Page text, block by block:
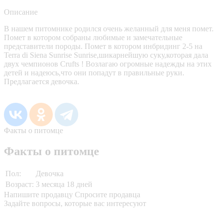
Описание
В нашем питомнике родился очень желанный для меня помет.
Помет в котором собраны любимые и замечательные
представители породы. Помет в котором инбридинг 2-5 на
Terra di Siena Sunrise Sunrise,шикарнейшую суку,которая дала
двух чемпионов Crufts ! Возлагаю огромные надежды на этих
детей и надеюсь,что они попадут в правильные руки.
Предлагается девочка.
Факты о питомце
Факты о питомце
Пол:
Девочка
Возраст: 3 месяца 18 дней
Напишите продавцу Спросите продавца
Задайте вопросы, которые вас интересуют